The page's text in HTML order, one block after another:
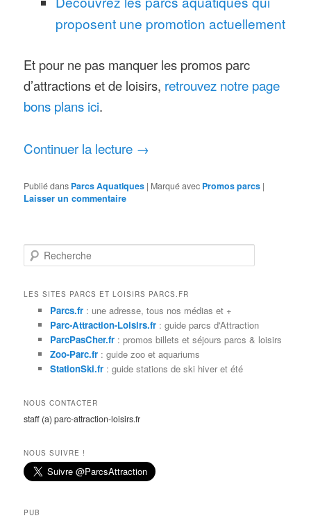
proposent une promotion actuellement
Et pour ne pas manquer les promos parc
d’attractions et de loisirs, retrouvez notre page
bons plans ici.
Continuer la lecture →
Publié dans Parcs Aquatiques | Marqué avec Promos parcs |
Laisser un commentaire
e
hLES SITES PARCS ET LOISIRS PARCS.FR
Parcs.fr: une adresse, tous nos médias et +
Parc-Attraction-Loisirs.fr: guide parcs d'Attraction
ParcPasCher.fr: promos billets et séjours parcs & loisirs
Zoo-Parc.fr: guide zoo et aquariums
StationSki.fr: guide stations de ski hiver et été
NOUS CONTACTER
staff (a) parc-attraction-loisirs.fr
NOUS SUIVRE !
PUB